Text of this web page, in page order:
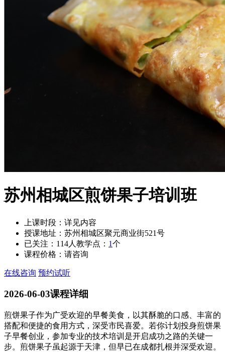
苏州相城区煎饼果子培训班
上课时段： 详见内容
授课地址： 苏州相城区聚元商业街521号
已关注： 114人 教学点： 1个
课程价格： 请咨询
在线咨询 预约试听
2026-06-03课程详细
煎饼果子作为广受欢迎的早餐美食，以其酥脆的口感、丰富的
搭配和便捷的食用方式，深受市民喜爱。若你计划投身煎饼果
子早餐创业，参加专业的技术培训是开启成功之路的关键一
步。煎饼果子虽起源于天津，但早已在成都扎根并深受欢迎。